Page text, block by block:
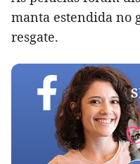
manta estendida no
resgate.